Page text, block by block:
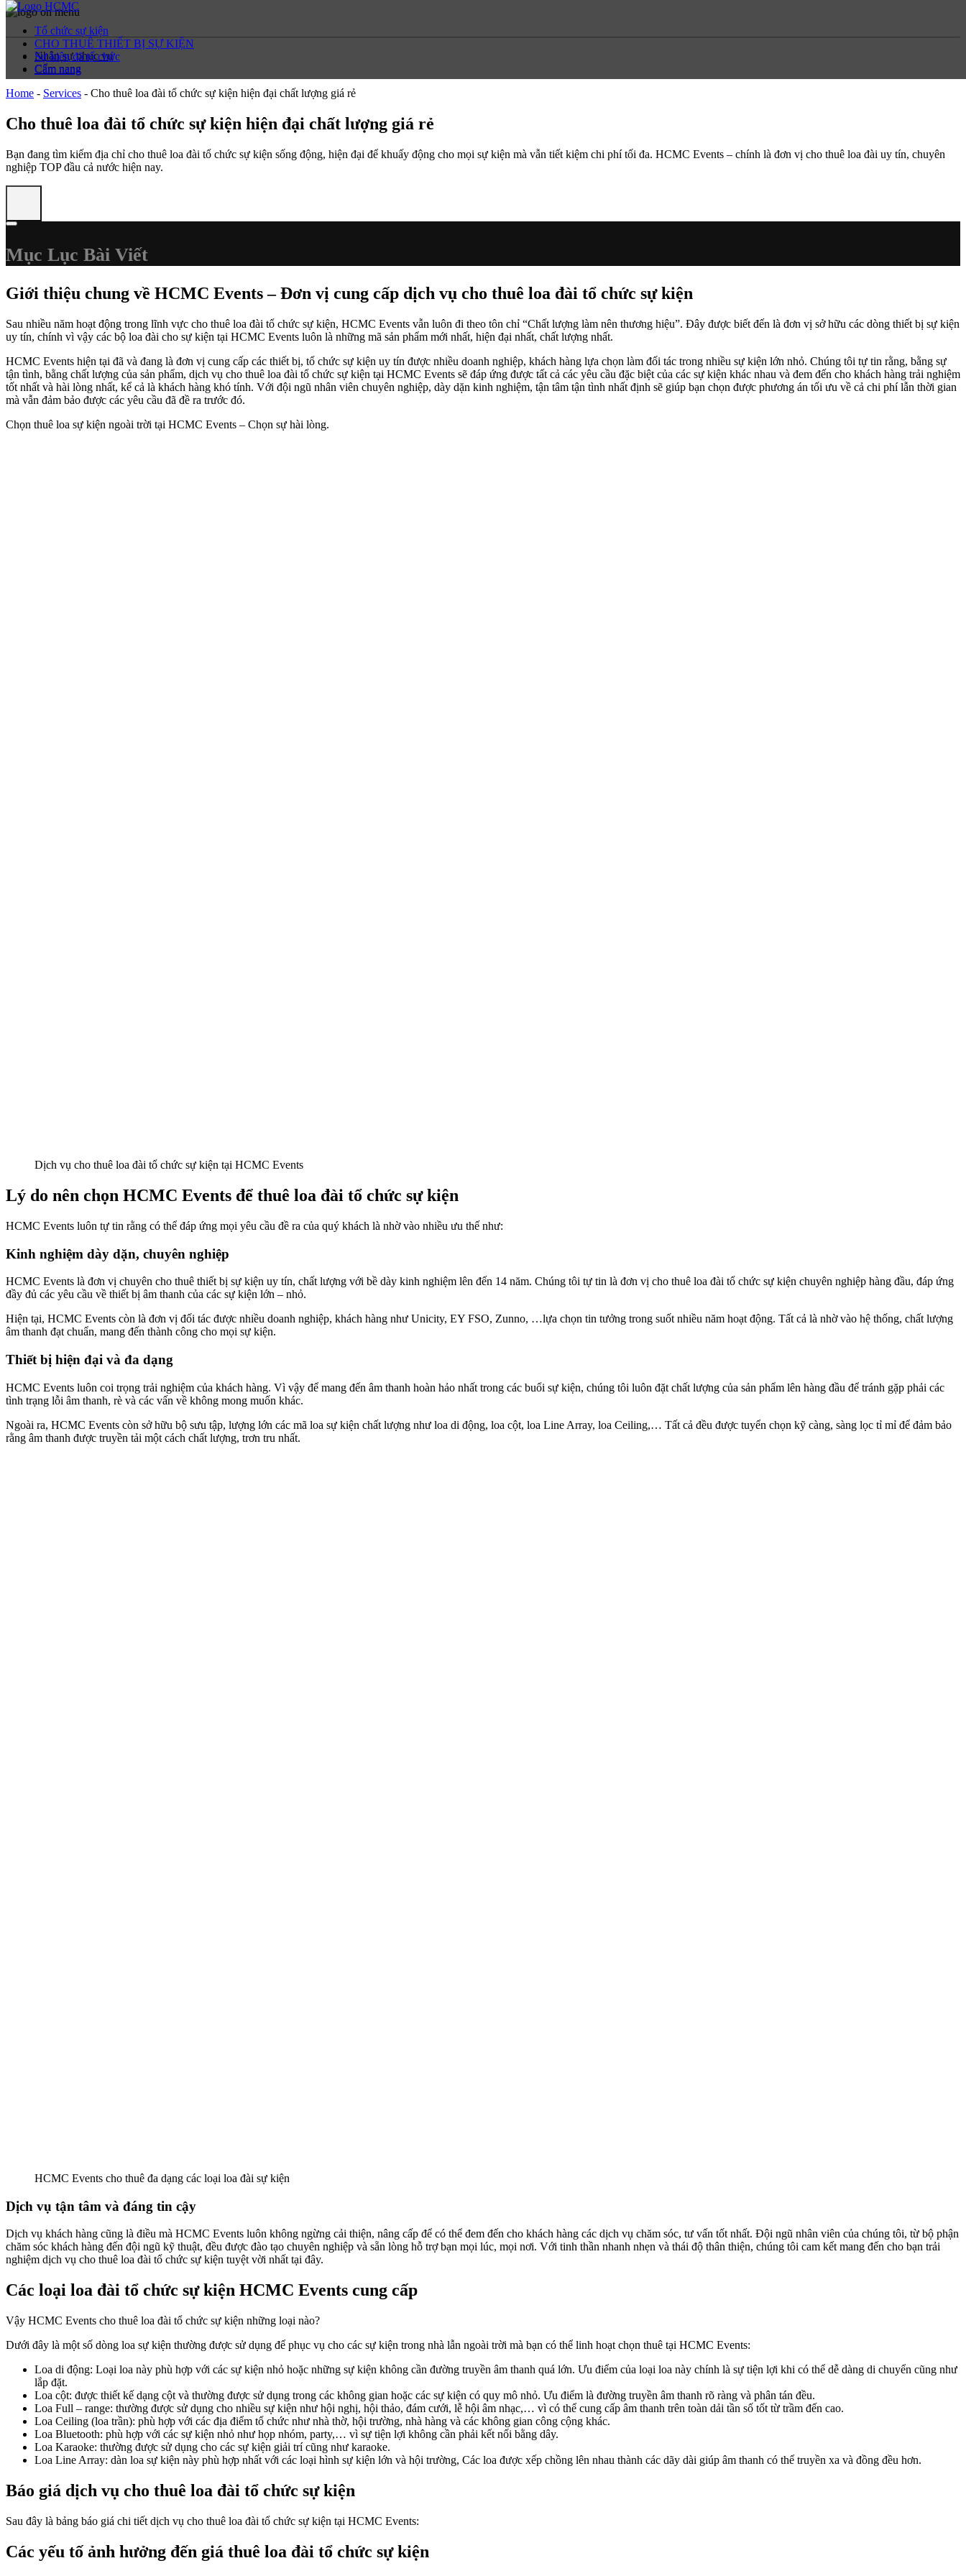
Nhân sự phục vụ
Cẩm nang
Tổ chức sự kiện
CHO THUÊ THIẾT BỊ SỰ KIỆN
Sự kiện đã tổ chức
Cẩm nang
Home - Services - Cho thuê loa đài tổ chức sự kiện hiện đại chất lượng giá rẻ
Cho thuê loa đài tổ chức sự kiện hiện đại chất lượng giá rẻ
Bạn đang tìm kiếm địa chỉ cho thuê loa đài tổ chức sự kiện sống động, hiện đại để khuấy động cho mọi sự kiện mà vẫn tiết kiệm chi phí tối đa. HCMC Events – chính là đơn vị cho thuê loa đài uy tín, chuyên
nghiệp TOP đầu cả nước hiện nay.
Mục Lục Bài Viết
Giới thiệu chung về HCMC Events – Đơn vị cung cấp dịch vụ cho thuê loa đài tổ chức sự kiện
Sau nhiều năm hoạt động trong lĩnh vực cho thuê loa đài tổ chức sự kiện, HCMC Events vẫn luôn đi theo tôn chỉ “Chất lượng làm nên thương hiệu”. Đây được biết đến là đơn vị sở hữu các dòng thiết bị sự kiện
uy tín, chính vì vậy các bộ loa đài cho sự kiện tại HCMC Events luôn là những mã sản phẩm mới nhất, hiện đại nhất, chất lượng nhất.
HCMC Events hiện tại đã và đang là đơn vị cung cấp các thiết bị, tổ chức sự kiện uy tín được nhiều doanh nghiệp, khách hàng lựa chọn làm đối tác trong nhiều sự kiện lớn nhỏ. Chúng tôi tự tin rằng, bằng sự
tận tình, bằng chất lượng của sản phẩm, dịch vụ cho thuê loa đài tổ chức sự kiện tại HCMC Events sẽ đáp ứng được tất cả các yêu cầu đặc biệt của các sự kiện khác nhau và đem đến cho khách hàng trải nghiệm
tốt nhất và hài lòng nhất, kể cả là khách hàng khó tính. Với đội ngũ nhân viên chuyên nghiệp, dày dặn kinh nghiệm, tận tâm tận tình nhất định sẽ giúp bạn chọn được phương án tối ưu về cả chi phí lẫn thời gian
mà vẫn đảm bảo được các yêu cầu đã đề ra trước đó.
Chọn thuê loa sự kiện ngoài trời tại HCMC Events – Chọn sự hài lòng.
Dịch vụ cho thuê loa đài tổ chức sự kiện tại HCMC Events
Lý do nên chọn HCMC Events để thuê loa đài tổ chức sự kiện
HCMC Events luôn tự tin rằng có thể đáp ứng mọi yêu cầu đề ra của quý khách là nhờ vào nhiều ưu thế như:
Kinh nghiệm dày dặn, chuyên nghiệp
HCMC Events là đơn vị chuyên cho thuê thiết bị sự kiện uy tín, chất lượng với bề dày kinh nghiệm lên đến 14 năm. Chúng tôi tự tin là đơn vị cho thuê loa đài tổ chức sự kiện chuyên nghiệp hàng đầu, đáp ứng
đầy đủ các yêu cầu về thiết bị âm thanh của các sự kiện lớn – nhỏ.
Hiện tại, HCMC Events còn là đơn vị đối tác được nhiều doanh nghiệp, khách hàng như Unicity, EY FSO, Zunno, …lựa chọn tin tưởng trong suốt nhiều năm hoạt động. Tất cả là nhờ vào hệ thống, chất lượng
âm thanh đạt chuẩn, mang đến thành công cho mọi sự kiện.
Thiết bị hiện đại và đa dạng
HCMC Events luôn coi trọng trải nghiệm của khách hàng. Vì vậy để mang đến âm thanh hoàn hảo nhất trong các buổi sự kiện, chúng tôi luôn đặt chất lượng của sản phẩm lên hàng đầu để tránh gặp phải các
tình trạng lỗi âm thanh, rè và các vấn về không mong muốn khác.
Ngoài ra, HCMC Events còn sở hữu bộ sưu tập, lượng lớn các mã loa sự kiện chất lượng như loa di động, loa cột, loa Line Array, loa Ceiling,… Tất cả đều được tuyển chọn kỹ càng, sàng lọc tỉ mỉ để đảm bảo
rằng âm thanh được truyền tải một cách chất lượng, trơn tru nhất.
HCMC Events cho thuê đa dạng các loại loa đài sự kiện
Dịch vụ tận tâm và đáng tin cậy
Dịch vụ khách hàng cũng là điều mà HCMC Events luôn không ngừng cải thiện, nâng cấp để có thể đem đến cho khách hàng các dịch vụ chăm sóc, tư vấn tốt nhất. Đội ngũ nhân viên của chúng tôi, từ bộ phận
chăm sóc khách hàng đến đội ngũ kỹ thuật, đều được đào tạo chuyên nghiệp và sẵn lòng hỗ trợ bạn mọi lúc, mọi nơi. Với tinh thần nhanh nhẹn và thái độ thân thiện, chúng tôi cam kết mang đến cho bạn trải
nghiệm dịch vụ cho thuê loa đài tổ chức sự kiện tuyệt vời nhất tại đây.
Các loại loa đài tổ chức sự kiện HCMC Events cung cấp
Vậy HCMC Events cho thuê loa đài tổ chức sự kiện những loại nào?
Dưới đây là một số dòng loa sự kiện thường được sử dụng để phục vụ cho các sự kiện trong nhà lẫn ngoài trời mà bạn có thể linh hoạt chọn thuê tại HCMC Events:
Loa di động: Loại loa này phù hợp với các sự kiện nhỏ hoặc những sự kiện không cần đường truyền âm thanh quá lớn. Ưu điểm của loại loa này chính là sự tiện lợi khi có thể dễ dàng di chuyển cũng như
lắp đặt.
Loa cột: được thiết kế dạng cột và thường được sử dụng trong các không gian hoặc các sự kiện có quy mô nhỏ. Ưu điểm là đường truyền âm thanh rõ ràng và phân tán đều.
Loa Full – range: thường được sử dụng cho nhiều sự kiện như hội nghị, hội thảo, đám cưới, lễ hội âm nhạc,… vì có thể cung cấp âm thanh trên toàn dải tần số tốt từ trầm đến cao.
Loa Ceiling (loa trần): phù hợp với các địa điểm tổ chức như nhà thờ, hội trường, nhà hàng và các không gian công cộng khác.
Loa Bluetooth: phù hợp với các sự kiện nhỏ như họp nhóm, party,… vì sự tiện lợi không cần phải kết nối bằng dây.
Loa Karaoke: thường được sử dụng cho các sự kiện giải trí cũng như karaoke.
Loa Line Array: dàn loa sự kiện này phù hợp nhất với các loại hình sự kiện lớn và hội trường, Các loa được xếp chồng lên nhau thành các dãy dài giúp âm thanh có thể truyền xa và đồng đều hơn.
Báo giá dịch vụ cho thuê loa đài tổ chức sự kiện
Sau đây là bảng báo giá chi tiết dịch vụ cho thuê loa đài tổ chức sự kiện tại HCMC Events:
Các yếu tố ảnh hưởng đến giá thuê loa đài tổ chức sự kiện